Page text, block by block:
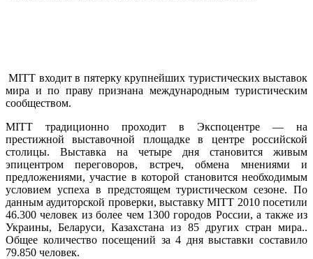
MITT входит в пятерку крупнейших туристических выставок
мира и по праву признана международным туристическим
сообществом.
MITT традиционно проходит в Экспоцентре — на
престижной выставочной площадке в центре российской
столицы. Выставка на четыре дня становится живым
эпицентром переговоров, встреч, обмена мнениями и
предложениями, участие в которой становится необходимым
условием успеха в предстоящем туристическом сезоне. По
данным аудиторской проверки, выставку MITT 2010 посетили
46.300 человек из более чем 1300 городов России, а также из
Украины, Беларуси, Казахстана из 85 других стран мира..
Общее количество посещений за 4 дня выставки составило
79.850 человек.